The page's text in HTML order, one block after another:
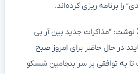
را برنامه ریزی کرده‌اند.
او در شبکه اجتماعی X نوشت: “مذاکرات جدید بین آر بی
در حال حاضر برای امروز صبح
به توافقی بر سر بنجامین شسکو